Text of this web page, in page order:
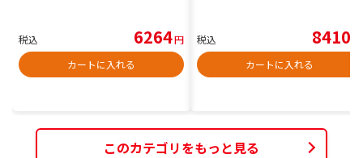
税込 6264円
カートに入れる
税込 8410
カートに入れる
このカテゴリをもっと見る